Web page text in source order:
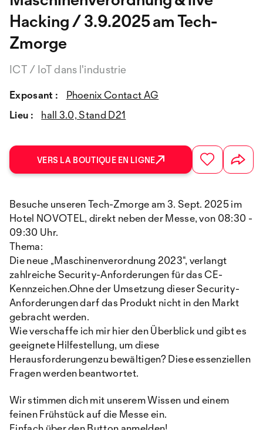
Hacking / 3.9.2025 am Tech-
Zmorge
ICT / IoT dans l'industrie
Exposant :
Phoenix Contact AG
Lieu :
hall 3.0, Stand D21
VERS LA BOUTIQUE EN LIGNE
Besuche unseren Tech-Zmorge am 3. Sept. 2025 im
Hotel NOVOTEL, direkt neben der Messe, von 08:30 -
09:30 Uhr.
Thema:
Die neue „Maschinenverordnung 2023“, verlangt
zahlreiche Security-Anforderungen für das CE-
Kennzeichen.Ohne der Umsetzung dieser Security-
Anforderungen darf das Produkt nicht in den Markt
gebracht werden.
Wie verschaffe ich mir hier den Überblick und gibt es
geeignete Hilfestellung, um diese
Herausforderungenzu bewältigen? Diese essenziellen
Fragen werden beantwortet.
Wir stimmen dich mit unserem Wissen und einem
feinen Frühstück auf die Messe ein.